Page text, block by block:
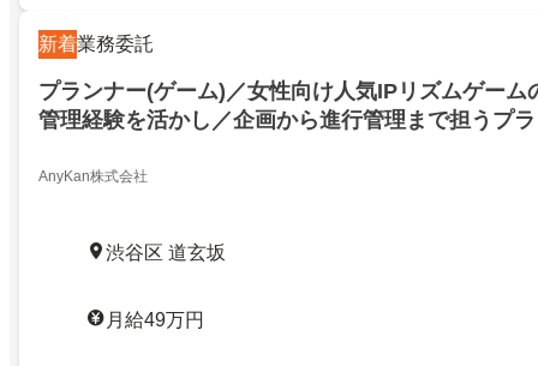
新着業務委託
プランナー(ゲーム)／女性向け人気IPリズムゲーム
管理経験を活かし／企画から進行管理まで担うプ
進行管理まで担うプランナー／25483403
AnyKan株式会社
渋谷区 道玄坂
月給49万円